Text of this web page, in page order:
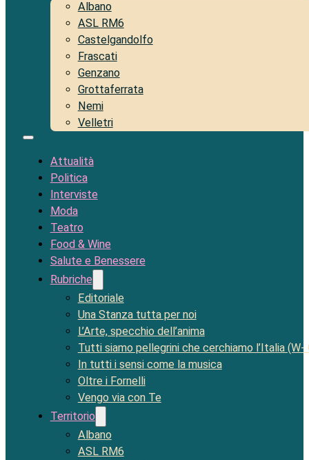
Albano
ASL RM6
Castelgandolfo
Frascati
Genzano
Grottaferrata
Nemi
Velletri
Attualità
Politica
Interviste
Moda
Teatro
Food & Wine
Salute e Benessere
Rubriche
Editoriale
Una Stanza tutta per noi
L’Arte, specchio dell’anima
Tutti siamo pellegrini che cerchiamo l’Italia (W-
In tutti i sensi come la musica
Oltre i Fornelli
Vengo via con Te
Territorio
Albano
ASL RM6